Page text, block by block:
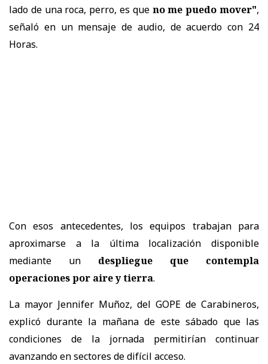
lado de una roca, perro, es que no me puedo mover",
señaló en un mensaje de audio, de acuerdo con 24
Horas.
Con esos antecedentes, los equipos trabajan para
aproximarse a la última localización disponible
mediante un despliegue que contempla
operaciones por aire y tierra.
La mayor Jennifer Muñoz, del GOPE de Carabineros,
explicó durante la mañana de este sábado que las
condiciones de la jornada permitirían continuar
avanzando en sectores de difícil acceso.